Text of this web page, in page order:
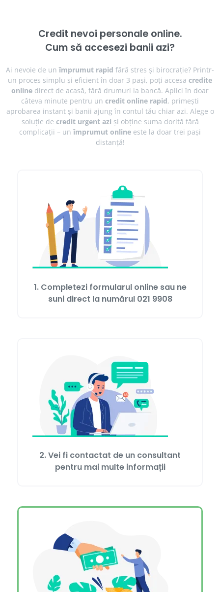
Credit nevoi personale online.
Cum să accesezi banii azi?
Ai nevoie de unîmprumut rapid fără stres și birocrație? Printr-
un proces simplu și eficient în doar 3 pași, poți accesa credite
online direct de acasă, fără drumuri la bancă. Aplici în doar
câteva minute pentru un credit online rapid, primești
aprobarea instant și banii ajung în contul tău chiar azi. Alege o
soluție de credit urgent azi și obține suma dorită fără
complicații – unîmprumut online este la doar trei pași
distanță!
1. Completezi formularul online sau ne
suni direct la numărul 021 9908
2. Vei fi contactat de un consultant
pentru mai multe informații